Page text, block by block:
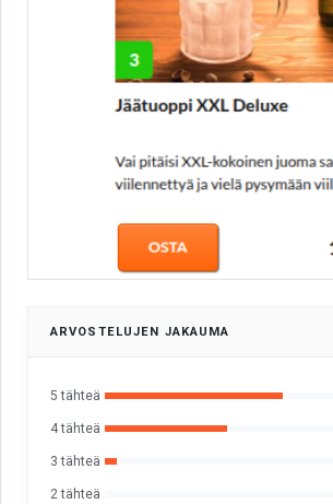
ARVOSTELUJEN JAKAUMA
5 tähteä
4 tähteä
3 tähteä
2 tähteä